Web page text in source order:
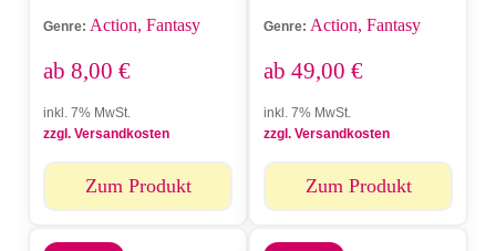
Genre: Action, Fantasy
ab 8,00 €
inkl. 7% MwSt.
zzgl. Versandkosten
Zum Produkt
Genre: Action, Fantasy
ab 49,00 €
inkl. 7% MwSt.
zzgl. Versandkosten
Zum Produkt